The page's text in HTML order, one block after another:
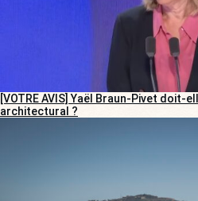
[VOTRE AVIS] Yaël Braun-Pivet doit-
architectural ?